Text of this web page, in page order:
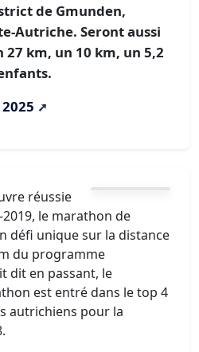
de Gmunden,
Autriche. Seront aussi
km, un 10 km, un 5,2
réussie
le marathon de
défi unique sur la distance
du programme
dit en passant, le
est entré dans le top 4
autrichiens pour la